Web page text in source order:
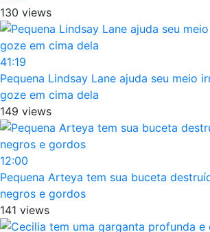
130 views
41:19
Pequena Lindsay Lane ajuda seu meio
goze em cima dela
149 views
12:00
Pequena Arteya tem sua buceta
negros e gordos
141 views